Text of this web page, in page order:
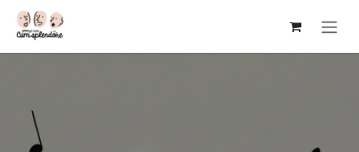
Overslaan naar inhoud